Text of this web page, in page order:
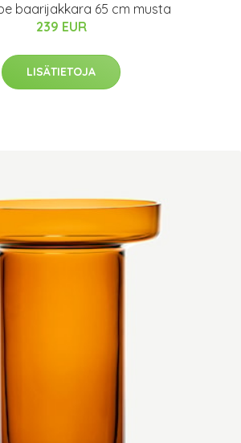
baarijakkara 65 cm musta
239 EUR
LISÄTIETOJA